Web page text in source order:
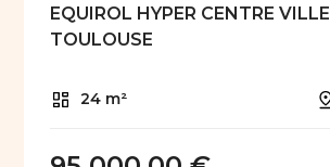
EQUIROL HYPER CENTRE VILLE
TOULOUSE
24 m²